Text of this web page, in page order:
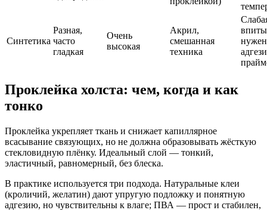
Синтетика
Разная,
часто
гладкая
Очень
высокая
Акрил,
смешанная
техника
нужен
Проклейка холста: чем, когда и как
тонко
Проклейка укрепляет ткань и снижает капиллярное
всасывание связующих, но не должна образовывать жёсткую
стекловидную плёнку. Идеальный слой — тонкий,
эластичный, равномерный, без блеска.
В практике используется три подхода. Натуральные клеи
(кроличий, желатин) дают упругую подложку и понятную
адгезию, но чувствительны к влаге; ПВА — прост и стабилен,